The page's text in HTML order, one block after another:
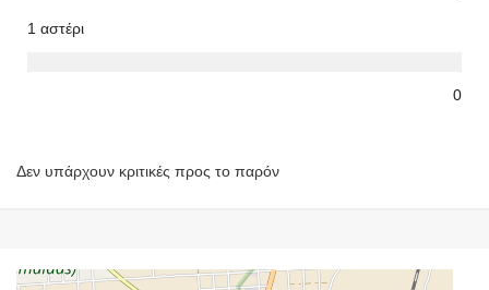
1 αστέρι
0
Δεν υπάρχουν κριτικές προς το παρόν